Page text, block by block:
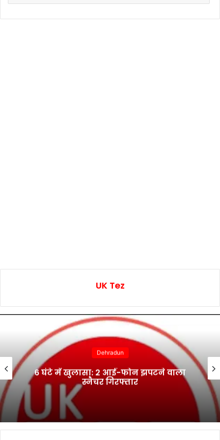
UK Tez
Dehradun
6 घंटे में खुलासा: 2 आई-फोन झपटने वाला
स्नैचर गिरफ्तार